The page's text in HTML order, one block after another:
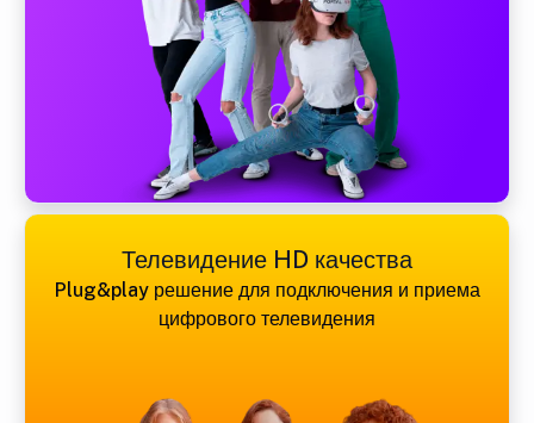
Телевидение HD качества
Plug&play решение для подключения и приема
цифрового телевидения